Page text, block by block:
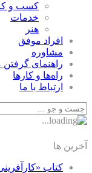
كسب و
خدمات
هنر
افراد موفق
مشاوره
راهنمای گرفتن
راه‌ها و كارها
ارتباط با ما
آخرین ها
کتاب